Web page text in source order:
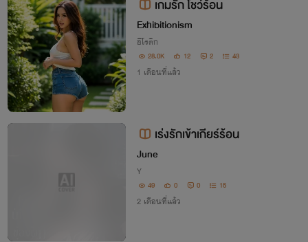
เกมรัก โชว์ร้อน
Exhibitionism
อีโรติก
28.0K 12 2 43
1 เดือนที่แล้ว
เร่งรักเข้าเกียร์ร้อน
June
Y
49 0 0 15
2 เดือนที่แล้ว